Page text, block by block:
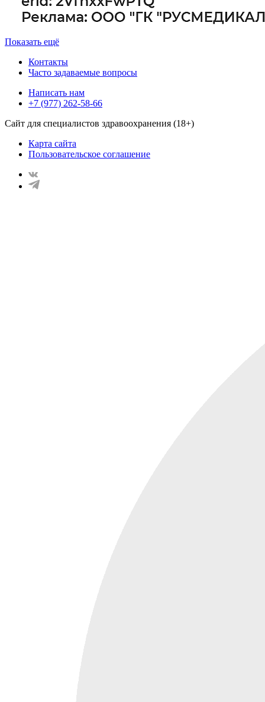
Показать ещё
Контакты
Часто задаваемые вопросы
Написать нам
+7 (977) 262-58-66
Сайт для специалистов здравоохранения (18+)
Карта сайта
Пользовательское соглашение